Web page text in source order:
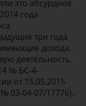
это абсурдное
года
три года
имеющие дохода,
деятельность.
№ БС-4-
от 15.05.2015
03-04-07/17776).